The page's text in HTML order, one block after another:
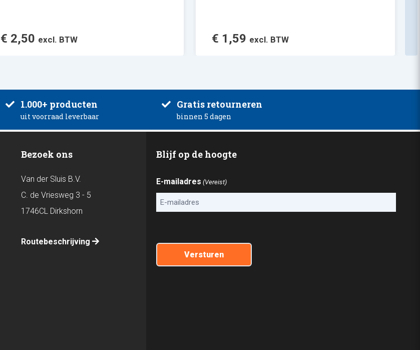
€ 2,50 excl. BTW € 1,59 excl. BTW
1.000+ producten
uit voorraad leverbaar
Gratis retourneren
binnen 5 dagen
Bezoek ons
Van der Sluis B.V.
C. de Vriesweg 3 - 5
1746CL Dirkshorn
Routebeschrijving
Blijf op de hoogte
E-mailadres (Vereist)